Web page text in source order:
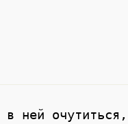
в ней очутиться,